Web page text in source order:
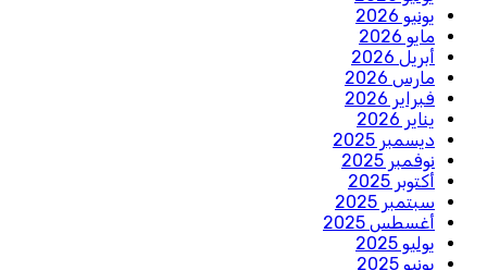
يونيو 2026
مايو 2026
أبريل 2026
مارس 2026
فبراير 2026
يناير 2026
ديسمبر 2025
نوفمبر 2025
أكتوبر 2025
سبتمبر 2025
أغسطس 2025
يوليو 2025
يونيو 2025